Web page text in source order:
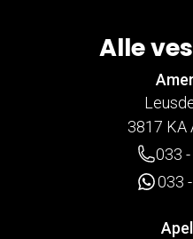
Alle
3817 KA
033
033